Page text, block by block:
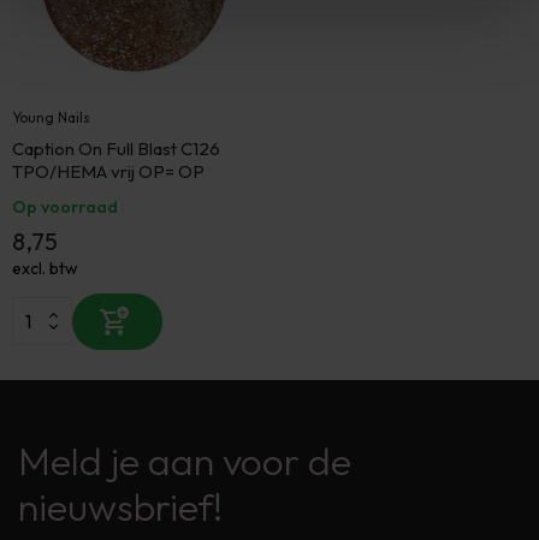
Young Nails
Caption On Full Blast C126
TPO/HEMA vrij OP= OP
Op voorraad
8,75
excl. btw
Meld je aan voor de
nieuwsbrief!